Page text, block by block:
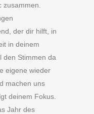
der dir hilft, in
in deinem
den Stimmen da
eigene wieder
machen uns
deinem Fokus.
Jahr des